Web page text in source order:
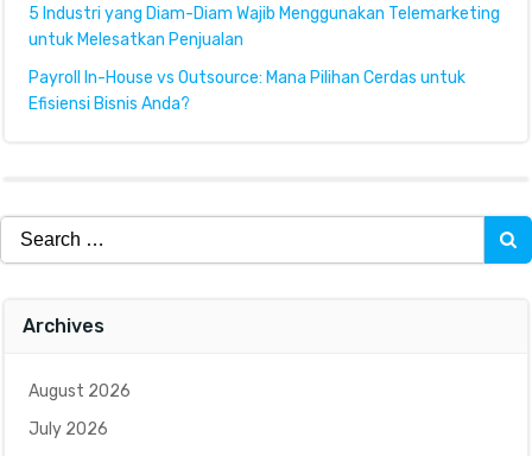
5 Industri yang Diam-Diam Wajib Menggunakan Telemarketing
untuk Melesatkan Penjualan
Payroll In-House vs Outsource: Mana Pilihan Cerdas untuk
Efisiensi Bisnis Anda?
Search
for:
Archives
August 2026
July 2026